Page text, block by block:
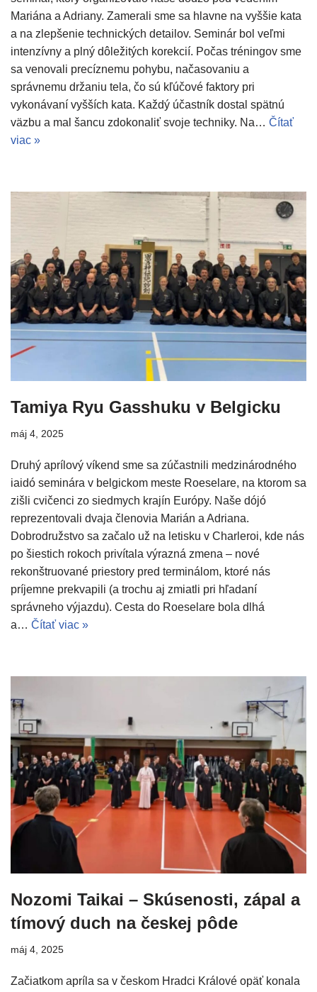
Mariána a Adriany. Zamerali sme sa hlavne na vyššie kata
a na zlepšenie technických detailov. Seminár bol veľmi
intenzívny a plný dôležitých korekcií. Počas tréningov sme
sa venovali precíznemu pohybu, načasovaniu a
správnemu držaniu tela, čo sú kľúčové faktory pri
vykonávaní vyšších kata. Každý účastník dostal spätnú
väzbu a mal šancu zdokonaliť svoje techniky. Na… Čítať
viac »
Tamiya Ryu Gasshuku v Belgicku
máj 4, 2025
Druhý aprílový víkend sme sa zúčastnili medzinárodného
iaidó seminára v belgickom meste Roeselare, na ktorom sa
zišli cvičenci zo siedmych krajín Európy. Naše dójó
reprezentovali dvaja členovia Marián a Adriana.
Dobrodružstvo sa začalo už na letisku v Charleroi, kde nás
po šiestich rokoch privítala výrazná zmena – nové
rekonštruované priestory pred terminálom, ktoré nás
príjemne prekvapili (a trochu aj zmiatli pri hľadaní
správneho výjazdu). Cesta do Roeselare bola dlhá
a… Čítať viac »
Nozomi Taikai – Skúsenosti, zápal a
tímový duch na českej pôde
máj 4, 2025
Začiatkom apríla sa v českom Hradci Králové opäť konala